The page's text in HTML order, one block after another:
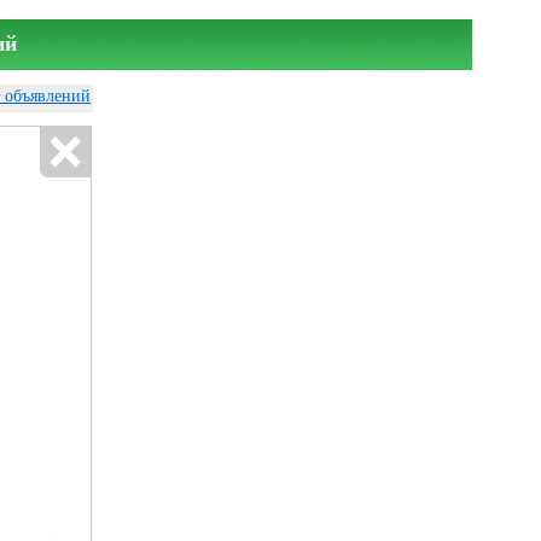
объявлений